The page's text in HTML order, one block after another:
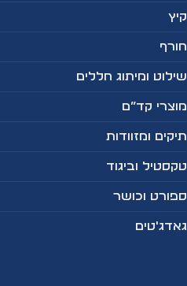
קיץ
חורף
שילוט ומיתוג חללים
מוצרי קד”ם
תיקים ומזוודות
טקסטיל וביגוד
ספורט וכושר
גאדג'טים